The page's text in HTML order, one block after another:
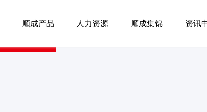
顺成产品 人力资源 顺成集锦 资讯